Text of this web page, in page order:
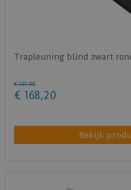
Trapleuning blind zwart
€ 197,90
€ 168,20
Bekijk